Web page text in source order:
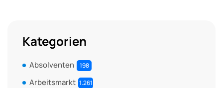
Kategorien
Absolventen 198
Arbeitsmarkt 1.261